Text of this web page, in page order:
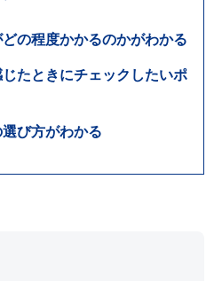
の程度かかるのかがわかる
たときにチェックしたいポ
び方がわかる